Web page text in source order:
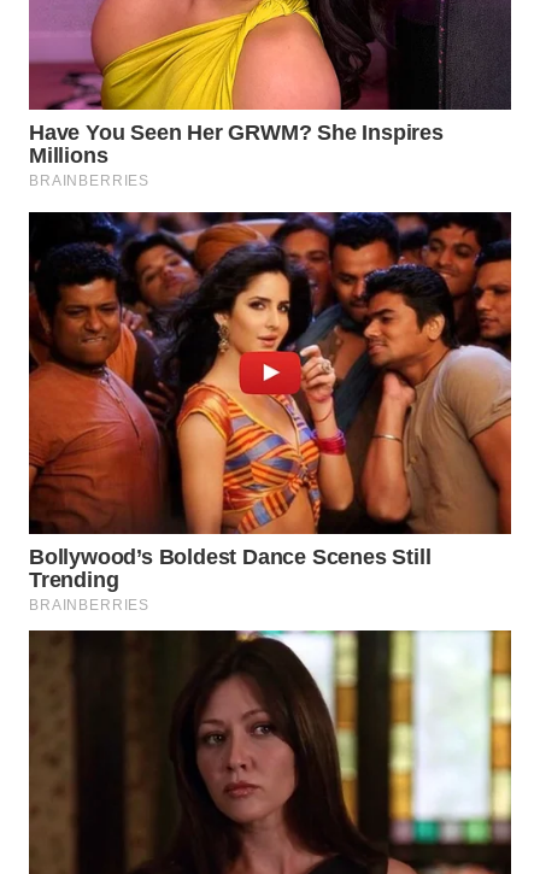
TEBING
TINGGI
WN
PAKPAK
KARAWANG
WN
BEKASI
WN
BOGOR
WN
DEPOK
WN
TAPANULI
UTARA
PADANG